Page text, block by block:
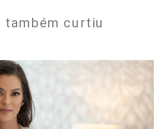
também curtiu